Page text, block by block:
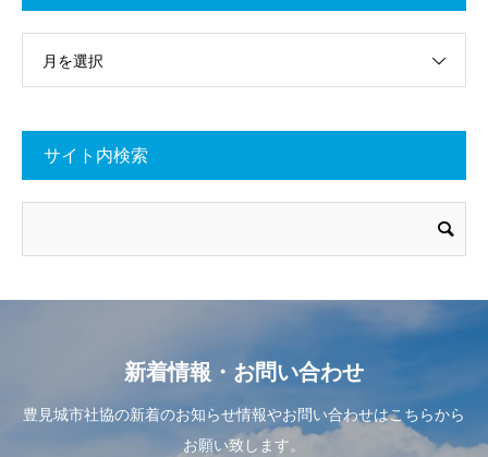
月を選択
サイト内検索
新着情報・お問い合わせ
豊見城市社協の新着のお知らせ情報やお問い合わせはこちらから
お願い致します。